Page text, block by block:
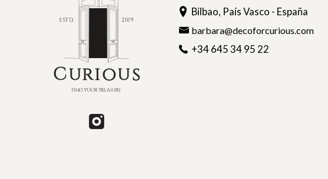
Bilbao, País Vasco - España
barbara@decoforcurious.com
+34 645 34 95 22